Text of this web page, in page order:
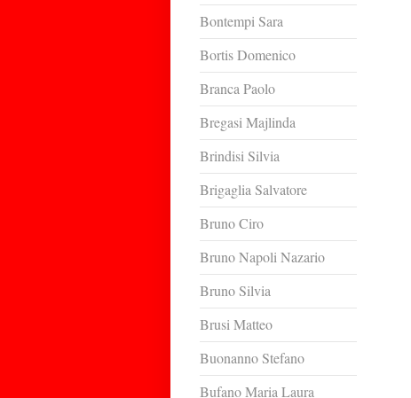
Bontempi Sara
Bortis Domenico
Branca Paolo
Bregasi Majlinda
Brindisi Silvia
Brigaglia Salvatore
Bruno Ciro
Bruno Napoli Nazario
Bruno Silvia
Brusi Matteo
Buonanno Stefano
Bufano Maria Laura